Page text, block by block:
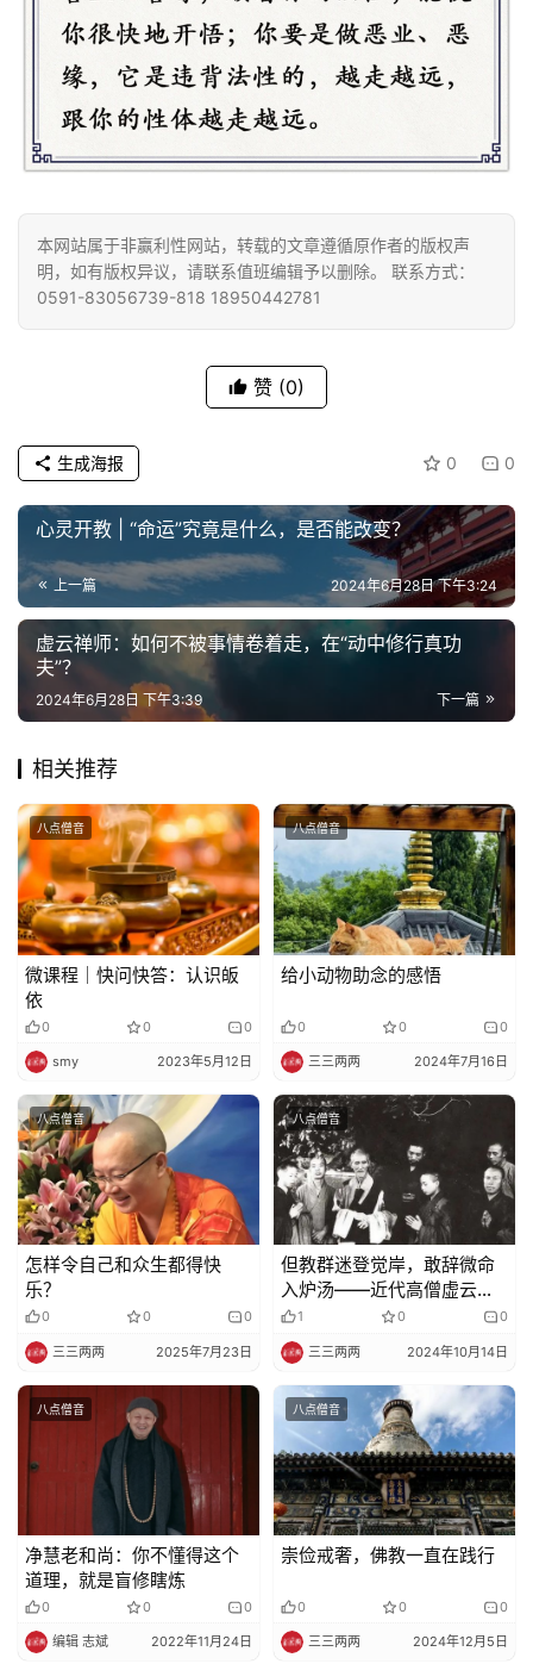
策
法
免
责
声
本网站属于非赢利性网站，转载的文章遵循原作者的版权声
明，如有版权异议，请联系值班编辑予以删除。 联系方式：
0591-83056739-818 18950442781
赞 (0)
0 0
生成海报
心灵开教 | “命运”究竟是什么，是否能改变？
上一篇 2024年6月28日 下午3:24
虚云禅师：如何不被事情卷着走，在“动中修行真功
夫”？
下一篇
2024年6月28日 下午3:39
相关推荐
八点僧音
微课程｜快问快答：认识皈
依
0 0 0
smy 2023年5月12日
八点僧音
给小动物助念的感悟
0 0 0
三三两两 2024年7月16日
八点僧音
怎样令自己和众生都得快
乐？
0 0 0
三三两两 2025年7月23日
八点僧音
但教群迷登觉岸，敢辞微命
入炉汤——近代高僧虚云法
师1 0 0
三三两两 2024年10月14日
八点僧音
净慧老和尚：你不懂得这个
道理，就是盲修瞎炼
0 0 0
编辑 志斌 2022年11月24日
八点僧音
崇俭戒奢，佛教一直在践行
0 0 0
三三两两 2024年12月5日